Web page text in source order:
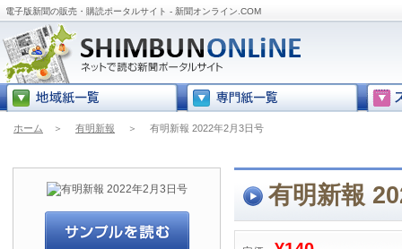
電子版新聞の販売・購読ポータルサイト - 新聞オンライン.COM
ホーム ＞ 有明新報 ＞ 有明新報 2022年2月3日号
有明新報